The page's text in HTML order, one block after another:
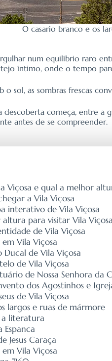
O casario branco e os
num equilíbrio raro
íntimo, onde o tempo
o sol, as sombras frescas
descoberta começa, entre
antes de se compreender.
Viçosa e qual a melhor
a Vila Viçosa
interativo de Vila Viçosa
para visitar Vila Viçosa
de Vila Viçosa
Vila Viçosa
Ducal de Vila Viçosa
de Vila Viçosa
de Nossa Senhora da
dos Agostinhos e
de Vila Viçosa
largos e ruas de mármore
a literatura
Espanca
Jesus Caraça
Vila Viçosa